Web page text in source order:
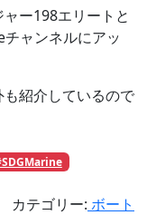
ー198エリートと
ャンネルにアッ
紹介しているので
カテゴリー: ボート